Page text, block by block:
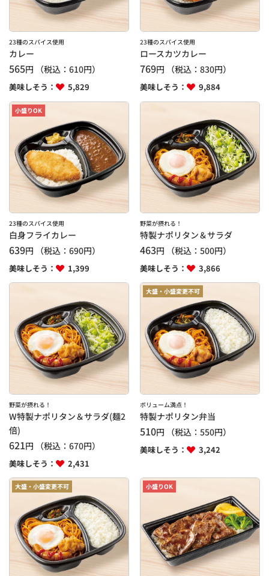
23種のスパイス使用
カレー
565円 （税込： 610円）
美味しそう： 5,829
23種のスパイス使用
ロースカツカレー
769円 （税込：830円）
美味しそう： 9,884
小盛りOK
23種のスパイス使用
白身フライカレー
639円 （税込： 690円）
美味しそう： 1,399
野菜が摂れる！
特製ナポリタン＆サラダ
463円 （税込：500円）
美味しそう： 3,866
野菜が摂れる！
W特製ナポリタン＆サラダ(麺2
倍)
621円 （税込： 670円）
美味しそう： 2,431
大盛・小盛変更不可
ボリューム満点！
特製ナポリタン弁当
510円 （税込：550円）
美味しそう： 3,242
大盛・小盛変更不可 小盛りOK